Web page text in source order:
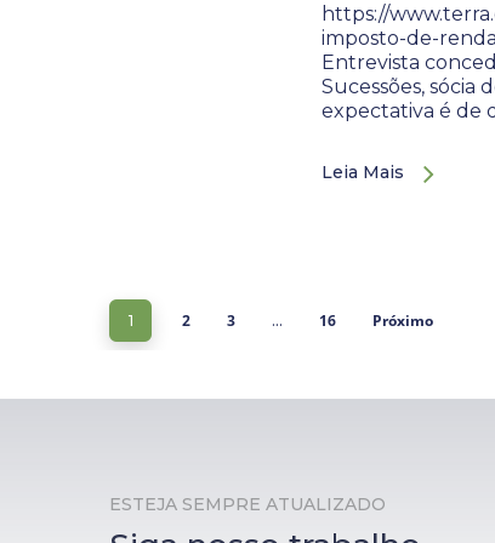
https://
imposto-de-
Entrevista
Sucessões, sócia
expectativa é de
Leia Mais
1 2 3 … 16 Próximo
ESTEJA SEMPRE ATUALIZADO